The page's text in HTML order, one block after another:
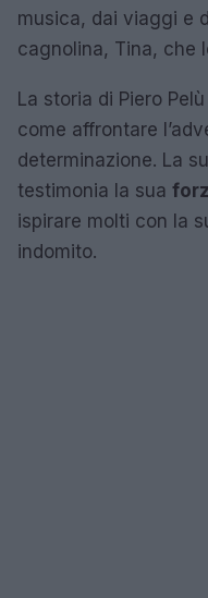
musica, dai viaggi e
cagnolina, Tina, che
La storia di Piero
come affrontare
determinazione. La
testimonia la sua
ispirare molti con la
indomito.